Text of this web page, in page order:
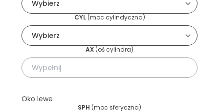
CYL(moc cylindyczna)
AX (oś cylindra)
Oko lewe
SPH (moc sferyczna)